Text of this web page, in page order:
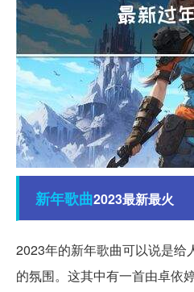
新年歌曲2023最新最火
2023年的新年歌曲可以说是给
的氛围。这其中有一首由卓依